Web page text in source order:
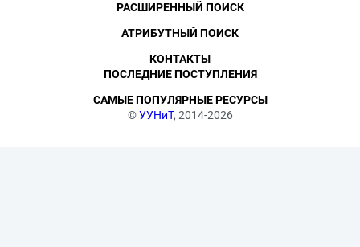
©УУНиТ, 2014-2026
РАСШИРЕННЫЙ ПОИСК
АТРИБУТНЫЙ ПОИСК
КОНТАКТЫ
ПОСЛЕДНИЕ ПОСТУПЛЕНИЯ
САМЫЕ ПОПУЛЯРНЫЕ РЕСУРСЫ